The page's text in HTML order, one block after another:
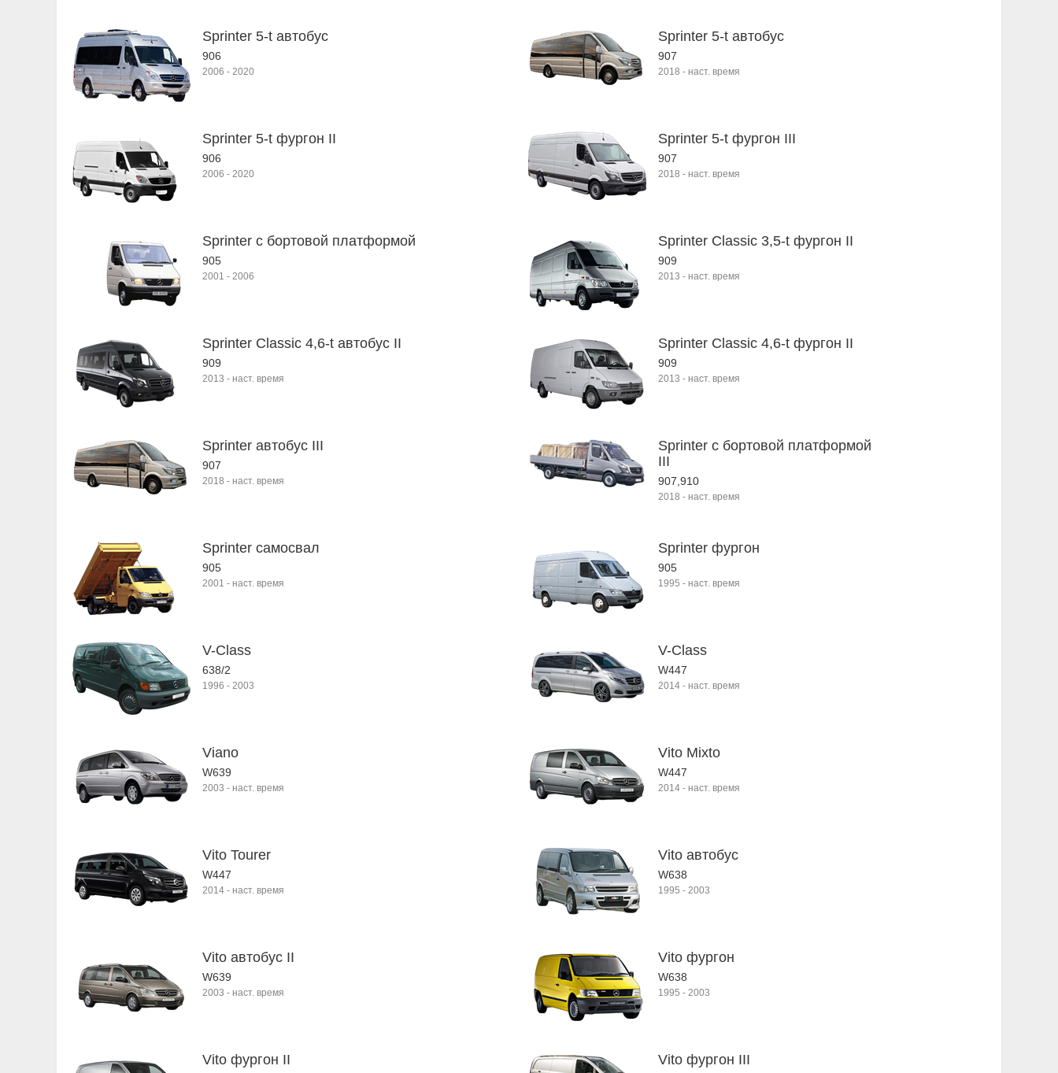
Sprinter 5-t автобус
906
2006 - 2020
Sprinter 5-t автобус
907
2018 - наст. время
Sprinter 5-t фургон II
906
2006 - 2020
Sprinter 5-t фургон III
907
2018 - наст. время
Sprinter c бортовой платформой
905
2001 - 2006
Sprinter Classic 3,5-t фургон II
909
2013 - наст. время
Sprinter Classic 4,6-t автобус II
909
2013 - наст. время
Sprinter Classic 4,6-t фургон II
909
2013 - наст. время
Sprinter автобус III
907
2018 - наст. время
Sprinter с бортовой платформой
III
907,910
2018 - наст. время
Sprinter самосвал
905
2001 - наст. время
Sprinter фургон
905
1995 - наст. время
V-Class
638/2
1996 - 2003
V-Class
W447
2014- наст. время
Viano
W639
2003 - наст. время
Vito Mixto
W447
2014- наст. время
Vito Tourer
W447
2014 - наст. время
Vito автобус
W638
1995 - 2003
Vito автобус II
W639
2003 - наст. время
Vito фургон
W638
1995 - 2003
Vito фургон II Vito фургон III